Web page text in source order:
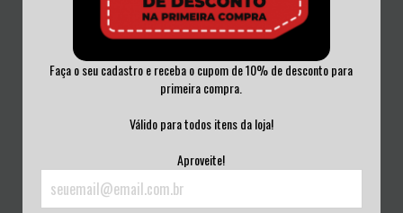
Faça o seu cadastro e receba o cupom de 10% de desconto para
primeira compra.
Válido para todos itens da loja!
Aproveite!
DUPLO LA...
VERMELHO